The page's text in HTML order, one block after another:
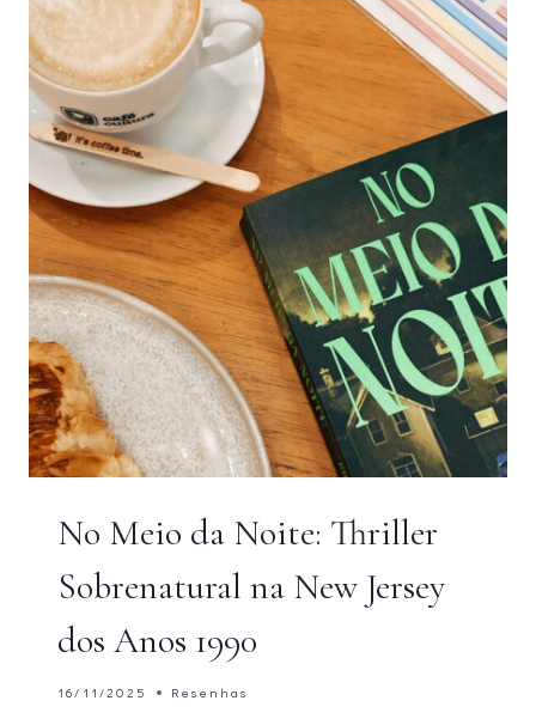
UMA
FANTASIA
ENVOLVENTE
No Meio da Noite: Thriller
Sobrenatural na New Jersey
dos Anos 1990
16/11/2025 Resenhas